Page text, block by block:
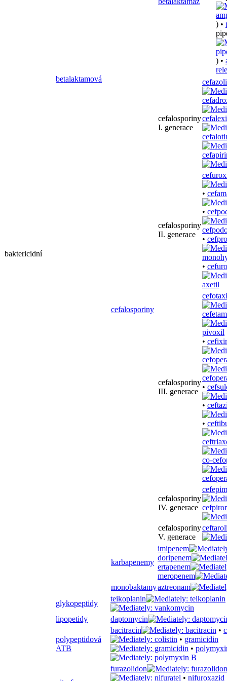
baktericidní
betalaktamová
) •
) •
cefalosporiny
cefalosporiny
I. generace
cefalosporiny
II. generace
•
•
•
•
cefalosporiny
III. generace
•
•
•
•
co-
cefalosporiny
IV. generace
cefepim
cefalosporiny
V. generace
karbapenemy
imipenem
doripenem
ertapenem
meropenem
monobaktamyaztreonam
glykopeptidy
teikoplanin
lipopetidy daptomycin
polypeptidová
ATB
bacitracin •
• gramicidin
•
furazolidon
• nifuroxazid